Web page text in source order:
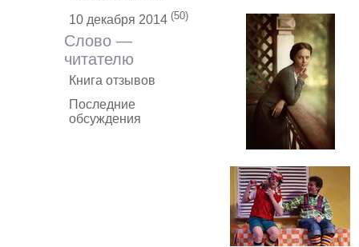
10 декабря 2014 (50)
Слово —
читателю
Книга отзывов
Последние
обсуждения